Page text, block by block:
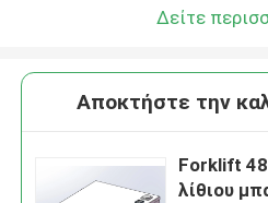
Δείτε
Αποκτήστε την
Forklift
λίθιου